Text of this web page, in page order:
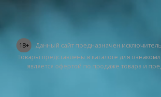
18+
Данный сайт предназначен
Товары представлены в каталоге для
является офертой по продаже товара и